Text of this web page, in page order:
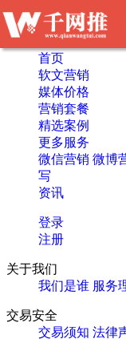
首页
软文营销
媒体价格
营销套餐
精选案例
更多服务
微信营销 微博
写
资讯
登录
注册
关于我们
我们是谁 服务
交易安全
交易须知 法律